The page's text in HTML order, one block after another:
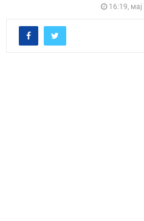
16:19,